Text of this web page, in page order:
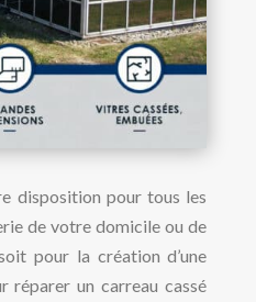
disposition pour tous les
de votre domicile ou de
pour la création d’une
réparer un carreau cassé